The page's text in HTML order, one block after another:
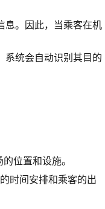
息。因此，当乘客在机
系统会自动识别其目的
位置和设施。
时间安排和乘客的出